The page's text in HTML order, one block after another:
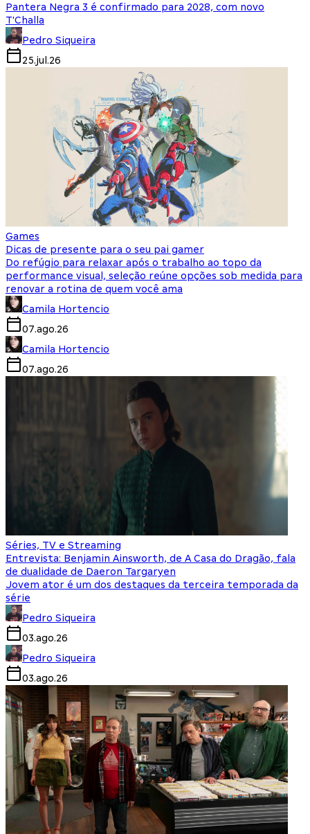
Pantera Negra 3 é confirmado para 2028, com novo
T'Challa
Pedro Siqueira
25.jul.26
Games
Dicas de presente para o seu pai gamer
Do refúgio para relaxar após o trabalho ao topo da
performance visual, seleção reúne opções sob medida para
renovar a rotina de quem você ama
Camila Hortencio
07.ago.26
Camila Hortencio
07.ago.26
Séries, TV e Streaming
Entrevista: Benjamin Ainsworth, de A Casa do Dragão, fala
de dualidade de Daeron Targaryen
Jovem ator é um dos destaques da terceira temporada da
série
Pedro Siqueira
03.ago.26
Pedro Siqueira
03.ago.26